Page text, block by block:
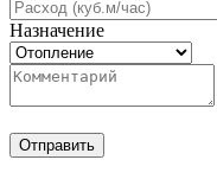
Назначение
Отправить